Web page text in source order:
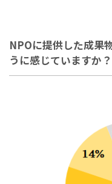
NPOに提供した成果
うに感じていますか？